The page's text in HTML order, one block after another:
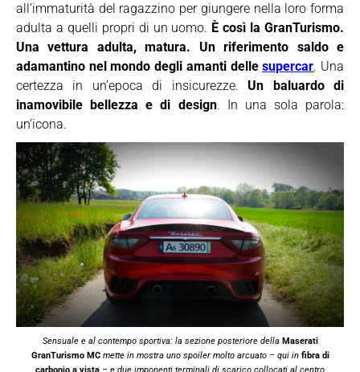
all’immaturità del ragazzino per giungere nella loro forma
adulta a quelli propri di un uomo. È così la GranTurismo.
Una vettura adulta, matura. Un riferimento saldo e
adamantino nel mondo degli amanti dellesupercar. Una
certezza in un’epoca di insicurezze. Un baluardo di
inamovibile bellezza e di design. In una sola parola:
un’icona.
Sensuale e al contempo sportiva: la sezione posteriore della Maserati
GranTurismo MCmette in mostra uno spoiler molto arcuato – qui in fibra di
carbonio a vista – e due imponenti terminali di scarico collocati al centro